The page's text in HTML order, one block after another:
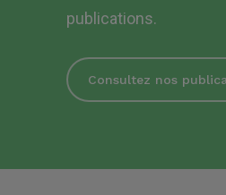
publications.
Consultez nos